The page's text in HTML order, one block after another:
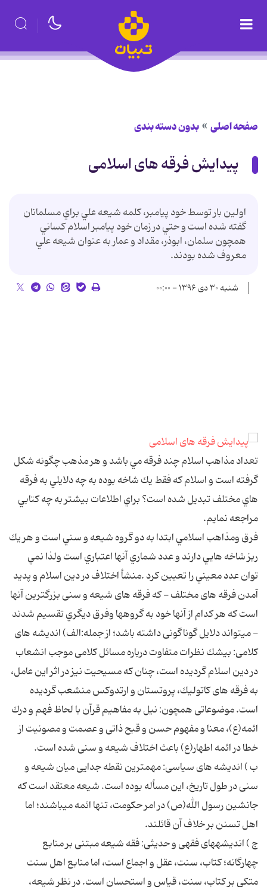
صفحه اصلی بدون دسته بندی
پیدایش فرقه های اسلامی
اولين بار توسط خود پيامبر، كلمه شيعه علي براي مسلمانان
گفته شده است و حتي در زمان خود پيامبر اسلام كساني
همچون سلمان، ابوذر، مقداد و عمار به عنوان شيعه علي
معروف شده بودند.
شنبه ۳۰ دی ۱۳۹۶ - ۰۰:۰۰
تعداد مذاهب اسلام چند فرقه مي باشد و هر مذهب چگونه شكل
گرفته است و اسلام كه فقط يك شاخه بوده به چه دلايلي به فرقه
هاي مختلف تبديل شده است؟ براي اطلاعات بيشتر به چه كتابي
مراجعه نمايم.
فرق ومذاهب اسلامي ابتدا به دو گروه شيعه و سني است و هر يك
ريز شاخه هايي دارند و عدد شماري آنها اعتباري است ولذا نمي
توان عدد معيني را تعيين كرد .منشأ اختلاف در دين اسلام و پديد
آمدن فرقه ‏هاى مختلف - كه فرقه‏ هاى شيعه و سنى بزرگ‏ترين آنها
است كه هر كدام از آنها خود به گروهها وفرق ديگري تقسيم شدند
- می‏تواند دلايل گوناگونى داشته باشد؛ از جمله:الف) انديشه ‏هاى
كلامى: بى‏شك نظرات متفاوت درباره مسائل كلامى موجب انشعاب
در دين اسلام گرديده است، چنان كه مسيحيت نيز در اثر اين عامل،
به فرقه ‏هاى كاتوليك، پروتستان و ارتدوكس منشعب گرديده
است. موضوعاتى همچون: نيل به مفاهيم قرآن با لحاظ فهم و درك
ائمه(ع)، معنا و مفهوم حسن و قبح ذاتى و عصمت و مصونيت از
خطا در ائمه اطهار(ع) باعث اختلاف شيعه و سنى شده است.
ب ) انديشه‏ هاى سياسى: مهم‏ترين نقطه جدايى ميان شيعه و
سنى در طول تاريخ، اين مسأله بوده است. شيعه معتقد است كه
جانشين رسول الله(ص) در امر حكومت، تنها ائمه مى‏باشند؛ اما
اهل تسنن بر خلاف آن قائلند.
ج ) انديشه‏هاى فقهى و حديثى: فقه شيعه مبتنى بر منابع
چهارگانه؛ كتاب، سنت، عقل و اجماع است، اما منابع اهل سنت
متكى بر كتاب، سنت، قياس و استحسان است. در نظر شيعه،